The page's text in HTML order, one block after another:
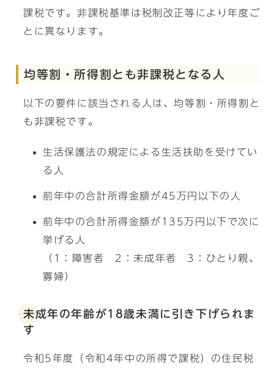
課税です。非課税基準は税制改正等により年度ご
とに異なります。
均等割・所得割とも非課税となる人
以下の要件に該当される人は、均等割・所得割と
も非課税です。
生活保護法の規定による生活扶助を受けてい
る人
前年中の合計所得金額が45万円以下の人
前年中の合計所得金額が135万円以下で次に
挙げる人
（1：障害者 2：未成年者 3：ひとり親、
寡婦）
未成年の年齢が18歳未満に引き下げられま
す
令和5年度（令和4年中の所得で課税）の住民税